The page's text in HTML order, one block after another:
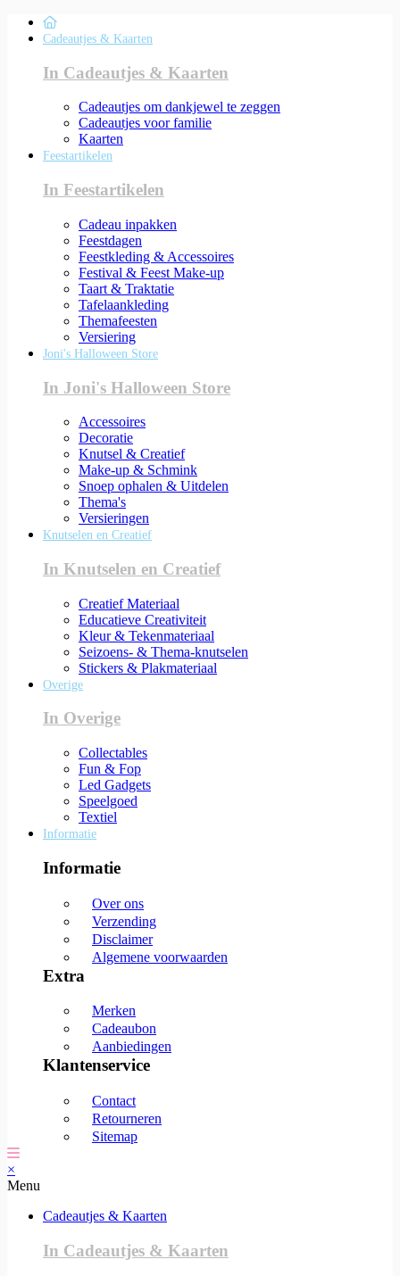
Cadeautjes & Kaarten
In Cadeautjes & Kaarten
Cadeautjes om dankjewel te zeggen
Cadeautjes voor familie
Kaarten
Feestartikelen
In Feestartikelen
Cadeau inpakken
Feestdagen
Feestkleding & Accessoires
Festival & Feest Make-up
Taart & Traktatie
Tafelaankleding
Themafeesten
Versiering
Joni's Halloween Store
In Joni's Halloween Store
Accessoires
Decoratie
Knutsel & Creatief
Make-up & Schmink
Snoep ophalen & Uitdelen
Thema's
Versieringen
Knutselen en Creatief
In Knutselen en Creatief
Creatief Materiaal
Educatieve Creativiteit
Kleur & Tekenmateriaal
Seizoens- & Thema-knutselen
Stickers & Plakmateriaal
Overige
In Overige
Collectables
Fun & Fop
Led Gadgets
Speelgoed
Textiel
Informatie
Informatie
Over ons
Verzending
Disclaimer
Algemene voorwaarden
Extra
Merken
Cadeaubon
Aanbiedingen
Klantenservice
Contact
Retourneren
Sitemap
×
Menu
Cadeautjes & Kaarten
In Cadeautjes & Kaarten